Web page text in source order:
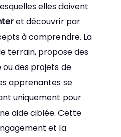
elles doivent
et découvrir par
à comprendre. La
terrain, propose des
ou des projets de
apprenantes se
uniquement pour
aide ciblée. Cette
et la